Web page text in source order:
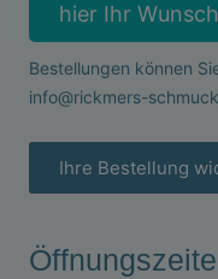
hier Ihr
Bestellungen können
info@rickmers-
Ihre Bestellung